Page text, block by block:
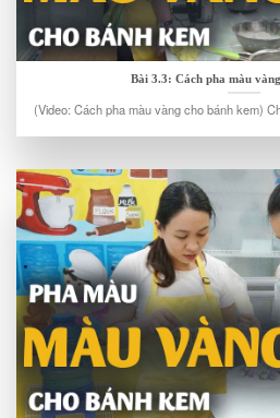
Bài 3.3: Cách pha màu
(Video: Cách pha màu vàng cho bánh kem)